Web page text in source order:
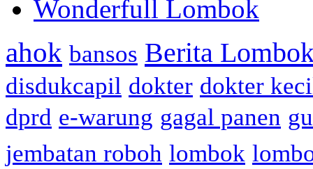
Wonderfull Lombok
ahok bansos Berita
disdukcapil dokter dokter
dprd e-warung gagal panen
jembatan roboh lombok